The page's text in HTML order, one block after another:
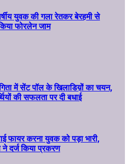
युवक की गला रेतकर बेरहमी से
फोरलेन जाम
में सेंट पॉल के खिलाडिय़ों का चयन,
की सफलता पर दी बधाई
फायर करना युवक को पड़ा भारी,
दर्ज किया प्रकरण